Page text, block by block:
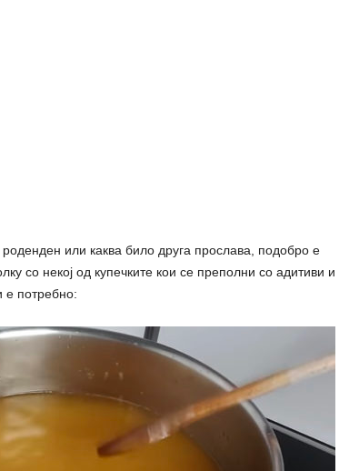
или каква било друга прослава, подобро е
со некој од купечките кои се преполни со адитиви и
е потребно: